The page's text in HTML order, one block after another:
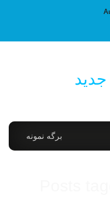
برگه نمونه
Posts